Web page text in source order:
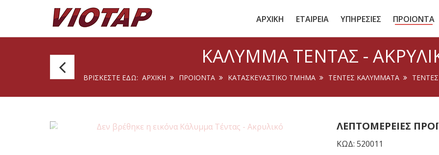
ΑΡΧΙΚΗ ΕΤΑΙΡΕΙΑ ΥΠΗΡΕΣΙΕΣ ΠΡΟΙΟΝΤΑ
ΚΆΛΥΜΜΑ ΤΈΝΤΑΣ -
ΒΡΊΣΚΕΣΤΕ ΕΔΏ: ΑΡΧΙΚΉ ΠΡΟΙΟΝΤΑ ΚΑΤΑΣΚΕΥΑΣΤΙΚΟ ΤΜΗΜΑ ΤΕΝΤΕΣ ΚΑΛΥΜΜΑΤΑ
Biminis
2
Inox/Inox
ΛΕΠΤΟΜΈΡΕΙΕΣ
ΚΩΔ: 520011